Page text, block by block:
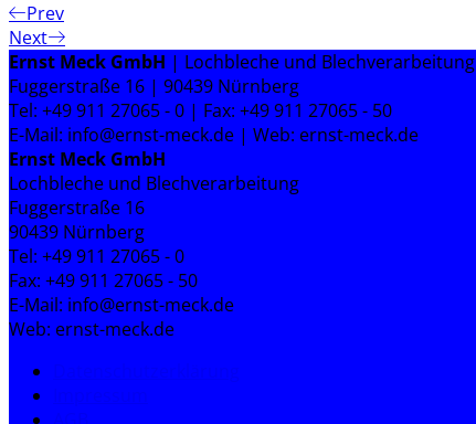
Prev
Next
Ernst Meck GmbH | Lochbleche und Blechverarbeitung
Fuggerstraße 16 | 90439 Nürnberg
Tel: +49 911 27065 - 0 | Fax: +49 911 27065 - 50
E-Mail: info@ernst-meck.de | Web: ernst-meck.de
Ernst Meck GmbH
Lochbleche und Blechverarbeitung
Fuggerstraße 16
90439 Nürnberg
Tel: +49 911 27065 - 0
Fax: +49 911 27065 - 50
E-Mail: info@ernst-meck.de
Web: ernst-meck.de